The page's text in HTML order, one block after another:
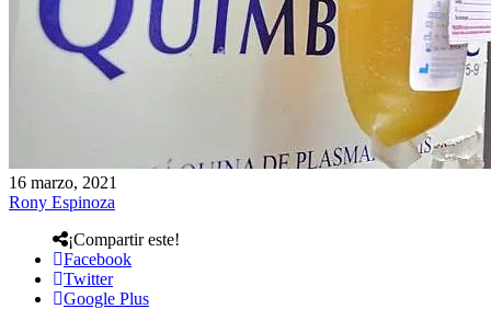
16 marzo, 2021
Rony Espinoza
¡Compartir este!
Facebook
Twitter
Google Plus